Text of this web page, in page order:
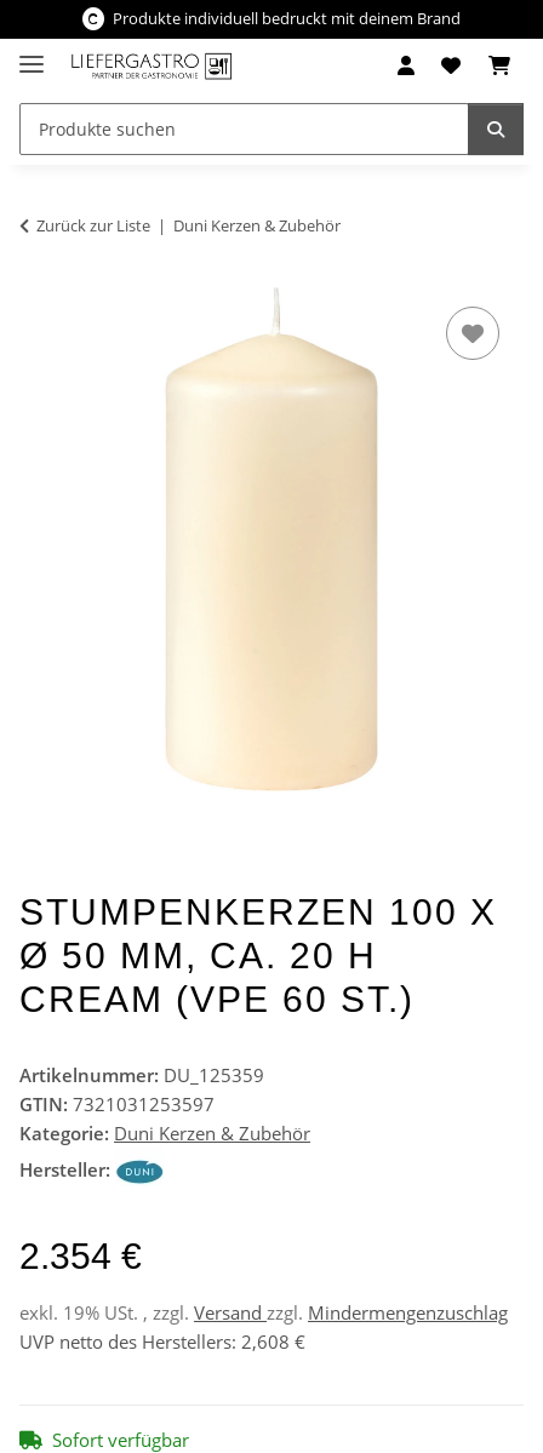
Produkte individuell bedruckt mit deinem Brand
Zurück zur Liste Duni Kerzen & Zubehör
STUMPENKERZEN 100 X
Ø 50 MM, CA. 20 H
CREAM (VPE 60 ST.)
Artikelnummer: DU_125359
GTIN: 7321031253597
Kategorie: Duni Kerzen & Zubehör
Hersteller:
2.354 €
exkl. 19% USt. , zzgl. Versand zzgl. Mindermengenzuschlag
UVP netto des Herstellers: 2,608 €
Sofort verfügbar